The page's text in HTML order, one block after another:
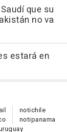
que su
no va
estará en
notichile
notipanama